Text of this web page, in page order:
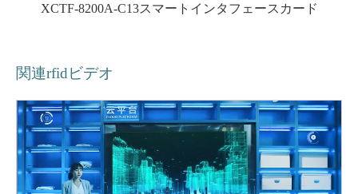
XCTF-8200A-C13スマートインタフェースカード
関連rfidビデオ